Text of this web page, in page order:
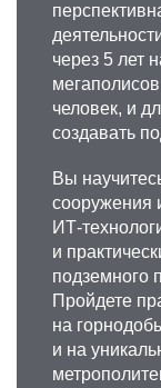
через 5 лет
человек, и
создавать
Вы
сооружения
ИТ-
и
подземного
Пройдете
на
и на